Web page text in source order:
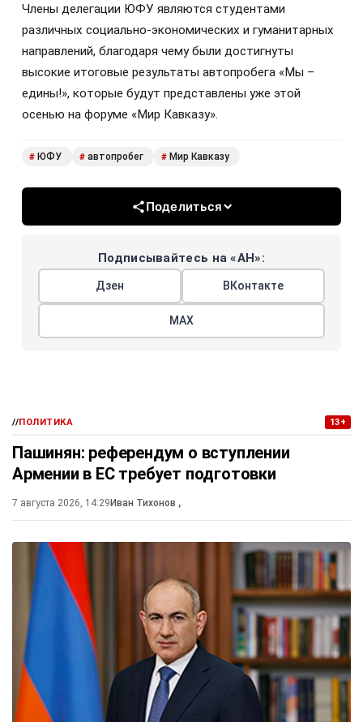
Члены делегации ЮФУ являются студентами
различных социально-экономических и гуманитарных
направлений, благодаря чему были достигнуты
высокие итоговые результаты автопробега «Мы –
едины!», которые будут представлены уже этой
осенью на форуме «Мир Кавказу».
# ЮФУ # автопробег # Мир Кавказу
Поделиться
Подписывайтесь на «АН»:
Дзен ВКонтакте
МАХ
//ПОЛИТИКА 13+
Пашинян: референдум о вступлении
Армении в ЕС требует подготовки
7 августа 2026, 14:29 Иван Тихонов ,